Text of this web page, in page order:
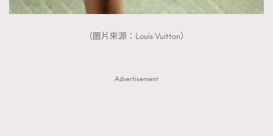
（圖片來源：Louis Vuitton）
Advertisement